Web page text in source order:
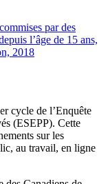
par des
l’âge de 15 ans,
2018
cycle de l’Enquête
(ESEPP). Cette
sur les
au travail, en ligne